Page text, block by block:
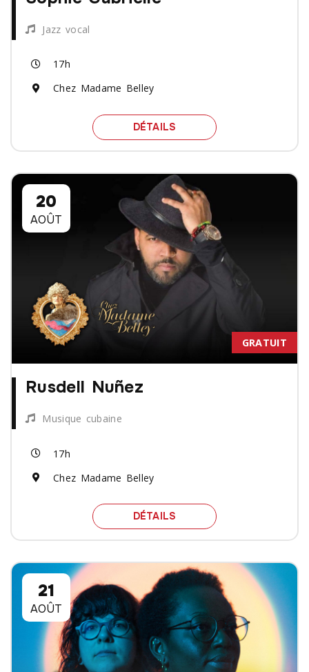
Jazz vocal
17h
Chez Madame Belley
DÉTAILS SPECTACLE SOPHIE
20
AOÛT
GRATUIT
Rusdell Nuñez
Musique cubaine
17h
Chez Madame Belley
DÉTAILS SPECTACLE RUSDELL
21
AOÛT